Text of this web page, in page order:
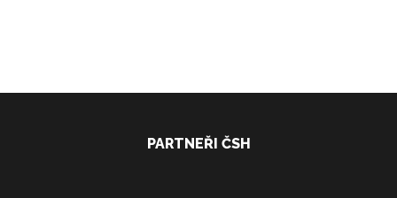
PARTNEŘI ČSH